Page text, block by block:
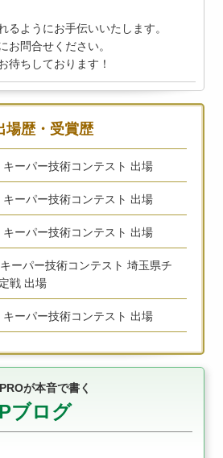
るようにお手伝いいたします。
お問合せください。
待ちしております！
場歴・受賞歴
ーパー技術コンテスト 出場
ーパー技術コンテスト 出場
ーパー技術コンテスト 出場
ーパー技術コンテスト 埼玉県チ
戦 出場
ーパー技術コンテスト 出場
が本音で書く
ブログ